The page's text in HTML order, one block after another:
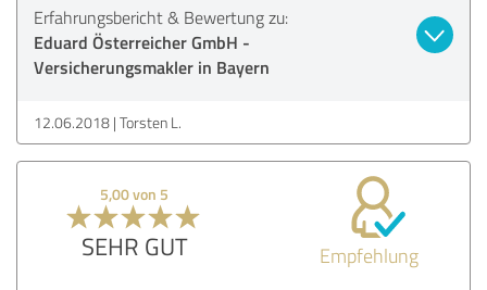
Erfahrungsbericht & Bewertung zu:
Eduard Österreicher GmbH -
Versicherungsmakler in Bayern
12.06.2018 Torsten L.
5,00 von 5
SEHR GUT Empfehlung